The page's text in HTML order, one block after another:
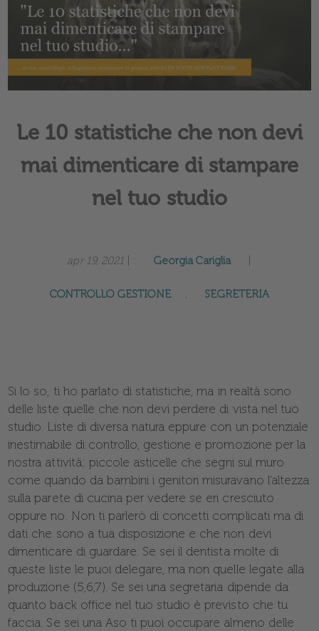
Le 10 statistiche che non devi
mai dimenticare di stampare
nel tuo studio
apr 19, 2021 Georgia Cariglia
CONTROLLO GESTIONE , SEGRETERIA
Si lo so, ti ho parlato di statistiche, ma in realtà sono
delle liste quelle che non devi perdere di vista nel tuo
studio. Liste di diversa natura eppure con un potenziale
inestimabile di controllo, gestione e promozione per la
nostra attività; piccole asticelle che segni sul muro
come quando da bambini i genitori misuravano l’altezza
sulla parete di cucina per vedere se eri cresciuto
oppure no. Non ti parlerò di concetti complicati ma di
dati che sono a tua disposizione e che non devi
dimenticare di guardare. Se sei il dentista molte di
queste liste le puoi delegare, ma non quelle legate alla
produzione (5,6,7). Se sei una segretaria dipende da
quanto back office nel tuo studio è previsto che tu
faccia. Se sei una Aso ti puoi occupare almeno delle